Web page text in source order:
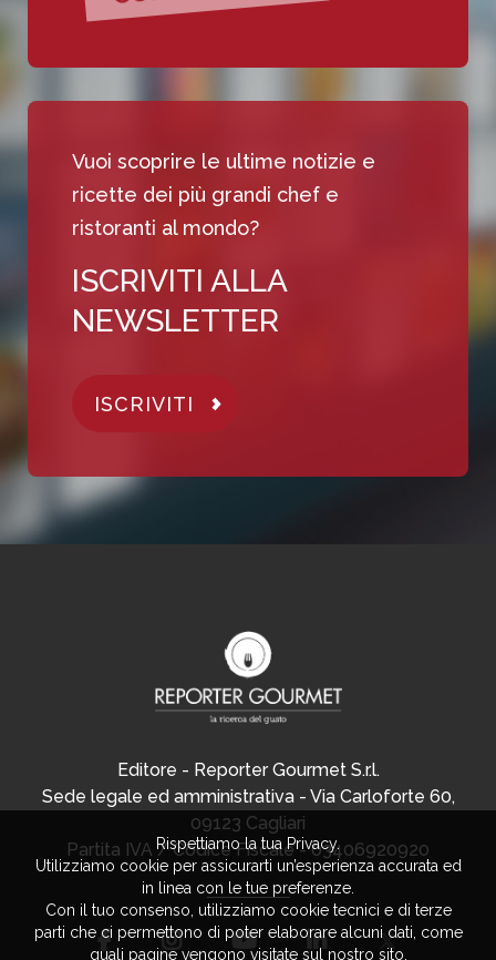
Vuoi scoprire le ultime notizie e
ricette dei più grandi chef e
ristoranti al mondo?
ISCRIVITI ALLA
NEWSLETTER
ISCRIVITI
Editore - Reporter Gourmet S.r.l.
Sede legale ed amministrativa - Via Carloforte 60,
09123 Cagliari
Partita IVA / Codice Fiscale - 03406920920
Rispettiamo la tua Privacy.
Utilizziamo cookie per assicurarti un’esperienza accurata ed
in linea con le tue preferenze.
Con il tuo consenso, utilizziamo cookie tecnici e di terze
parti che ci permettono di poter elaborare alcuni dati, come
quali pagine vengono visitate sul nostro sito.